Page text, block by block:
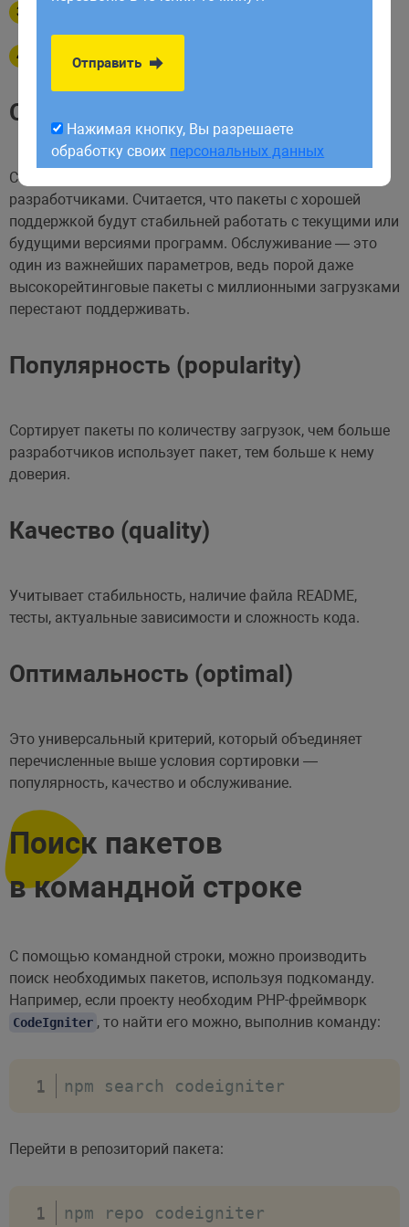
По оптимальности
Обслуживание (maintenance)
Сортирует пакеты по уровню поддержки кода
разработчиками. Считается, что пакеты с хорошей
поддержкой будут стабильней работать с текущими или
будущими версиями программ. Обслуживание — это
один из важнейших параметров, ведь порой даже
высокорейтинговые пакеты с миллионными загрузками
перестают поддерживать.
Популярность (popularity)
Сортирует пакеты по количеству загрузок, чем больше
разработчиков использует пакет, тем больше к нему
доверия.
Качество (quality)
Учитывает стабильность, наличие файла README,
тесты, актуальные зависимости и сложность кода.
Оптимальность (optimal)
Это универсальный критерий, который объединяет
перечисленные выше условия сортировки —
популярность, качество и обслуживание.
Поиск пакетов
в командной строке
С помощью командной строки, можно производить
поиск необходимых пакетов, используя подкоманду.
Например, если проекту необходим PHP-фреймворк
CodeIgniter , то найти его можно, выполнив команду:
npm search codeigniter
Перейти в репозиторий пакета:
npm repo codeigniter
обработку своихперсональных данных
Отправить
Нажимая кнопку, Вы разрешаете
обработку своих персональных данных